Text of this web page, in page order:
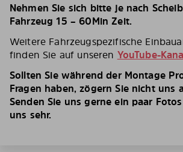
Nehmen Sie sich bitte je nach
Fahrzeug 15 – 60Min Zeit.
Weitere Fahrzeugspezifische
finden Sie auf unseren YouTube-
Sollten Sie während der Montage
Fragen haben, zögern Sie nicht uns
Senden Sie uns gerne ein paar
uns sehr.